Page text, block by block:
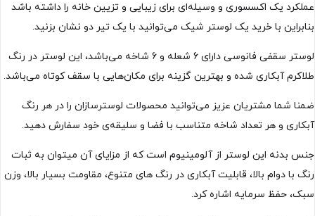
عملکرد یک اکسسوری و وسیله‌ای برای زیبایی و تزیین خانه را داشته باشد
بنابراین با خرید یک لوستر شیک می‌توانید با یک تیر دو نشان بزنید.
لوستر سقفی فانوسی دارای 6 شعله و 6 شاخه می‌باشد، این لوستر در رنگ
طلاکرم آبکاری شده و بهترین گزینه برای مکان‌هایی با سقف کوتاه می‌باشد.
ضمنا شما مشتریان عزیز می‌توانید محصولات لوسترسازان را در هر رنگ
آبکاری و هر تعداد شاخه متناسب با فضا و سلیقه‌ی خود سفارش دهید.
جنس بدنه این لوستر از آلومینیوم است که از مزایای آن میتوان به ثبات
رنگ با دوام بالا، قابلیت آبکاری در رنگ های متنوع، مقاومت بسیار بالا، وزن
سبک، حفظ سرمایه اشاره کرد.